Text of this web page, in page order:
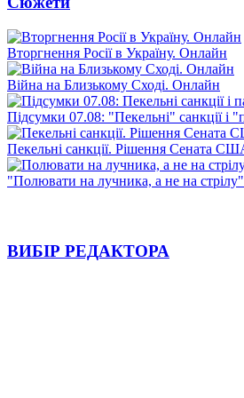
Вторгнення Росії в Україну. Онлайн
Війна на Близькому Сході. Онлайн
Підсумки 07.08: "Пекельні" санкції і
Пекельні санкції. Рішення Сената
"Полювати на лучника, а не на
ВИБІР РЕДАКТОРА